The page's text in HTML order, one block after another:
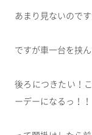
あまり見ないので
ですが車一台を挟ん
後ろにつきたい！
ーデーになるっ！！